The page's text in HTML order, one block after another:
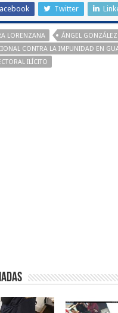
Twitter
LORENZANA
ÁNGEL GONZÁLEZ
CONTRA LA IMPUNIDAD EN
ILÍCITO